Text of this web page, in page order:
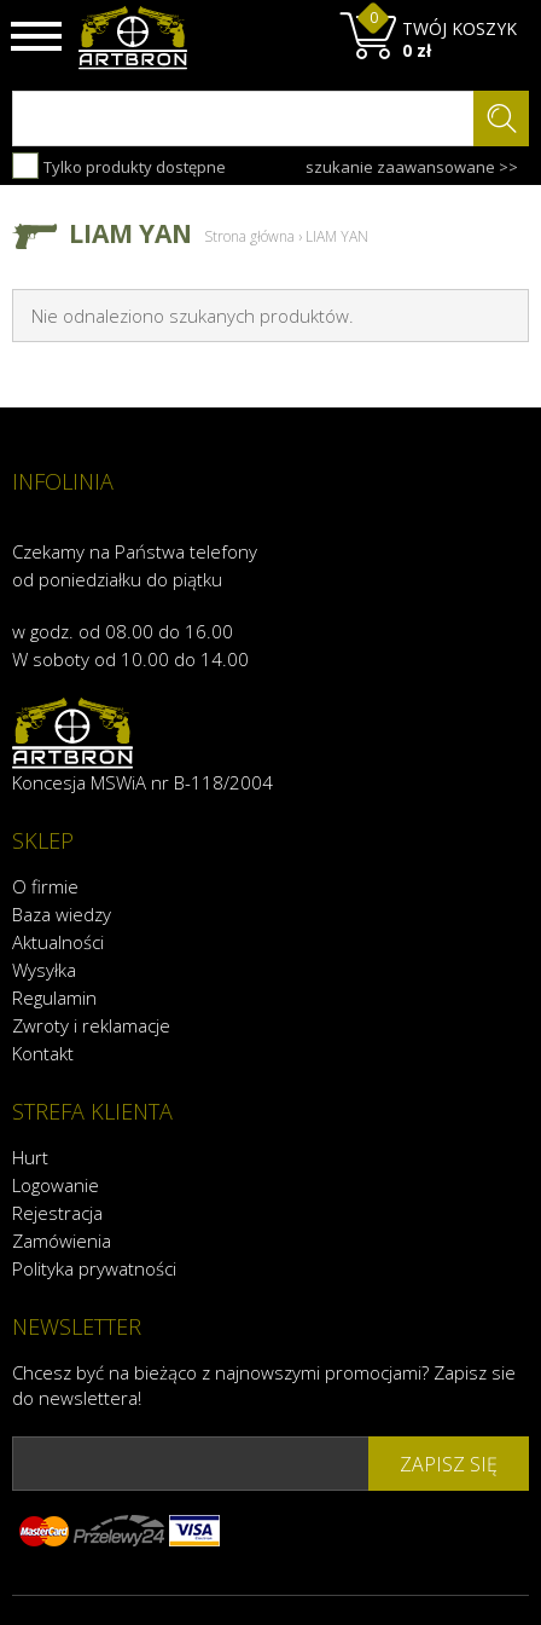
Tylko produkty dostępne szukanie zaawansowane >>
TWÓJ KOSZYK
0
0 zł
LIAM YAN Strona główna › LIAM YAN
Nie odnaleziono szukanych produktów.
INFOLINIA
Czekamy na Państwa telefony
od poniedziałku do piątku
w godz. od 08.00 do 16.00
W soboty od 10.00 do 14.00
Koncesja MSWiA nr B-118/2004
SKLEP
O firmie
Baza wiedzy
Aktualności
Wysyłka
Regulamin
Zwroty i reklamacje
Kontakt
STREFA KLIENTA
Hurt
Logowanie
Rejestracja
Zamówienia
Polityka prywatności
NEWSLETTER
Chcesz być na bieżąco z najnowszymi promocjami? Zapisz sie
do newslettera!
ZAPISZ SIĘ